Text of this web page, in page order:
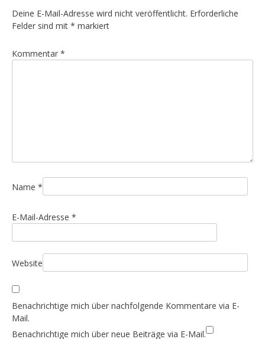
Deine E-Mail-Adresse wird nicht veröffentlicht. Erforderliche
Felder sind mit * markiert
Kommentar *
Name *
E-Mail-Adresse *
Website
Benachrichtige mich über nachfolgende Kommentare via E-
Mail.
Benachrichtige mich über neue Beiträge via E-Mail.